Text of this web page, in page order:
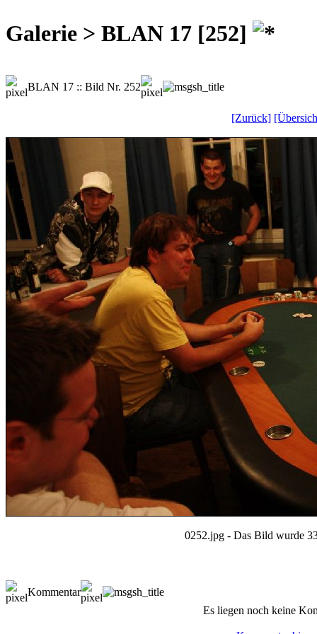
Galerie > BLAN 17 [252]
BLAN 17 :: Bild Nr. 252
[Zurück]
0252.jpg - Das Bild wurde
Kommentar
Es liegen noch keine